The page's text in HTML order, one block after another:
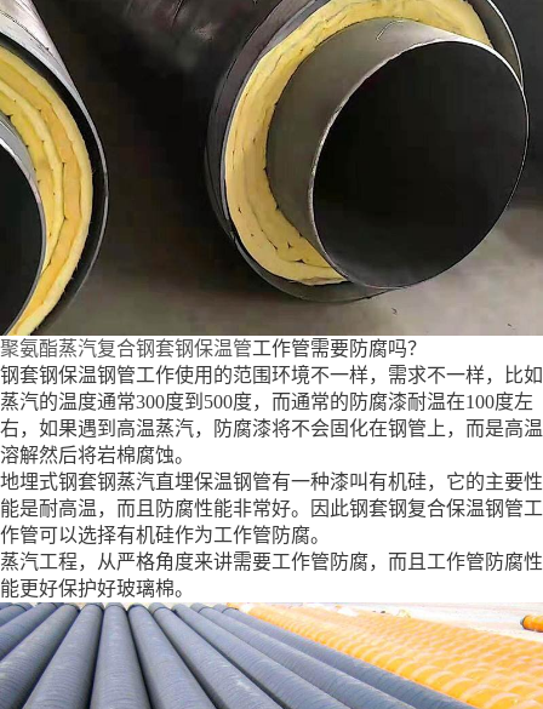
聚氨酯蒸汽复合钢套钢保温管工作管需要防腐吗？
钢套钢保温钢管工作使用的范围环境不一样，需求不一样，比如
蒸汽的温度通常300度到500度，而通常的防腐漆耐温在100度左
右，如果遇到高温蒸汽，防腐漆将不会固化在钢管上，而是高温
溶解然后将岩棉腐蚀。
地埋式钢套钢蒸汽直埋保温钢管有一种漆叫有机硅，它的主要性
能是耐高温，而且防腐性能非常好。因此钢套钢复合保温钢管工
作管可以选择有机硅作为工作管防腐。
蒸汽工程，从严格角度来讲需要工作管防腐，而且工作管防腐性
能更好保护好玻璃棉。